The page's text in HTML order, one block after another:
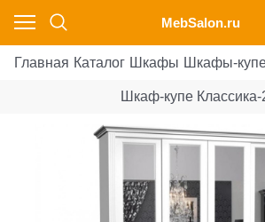
MebSalon.ru
Главная Каталог Шкафы Шкафы-
Шкаф-купе Классика-